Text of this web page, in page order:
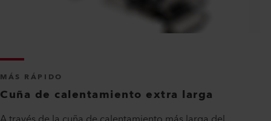
MÁS RÁPIDO
Cuña de calentamiento extra larga